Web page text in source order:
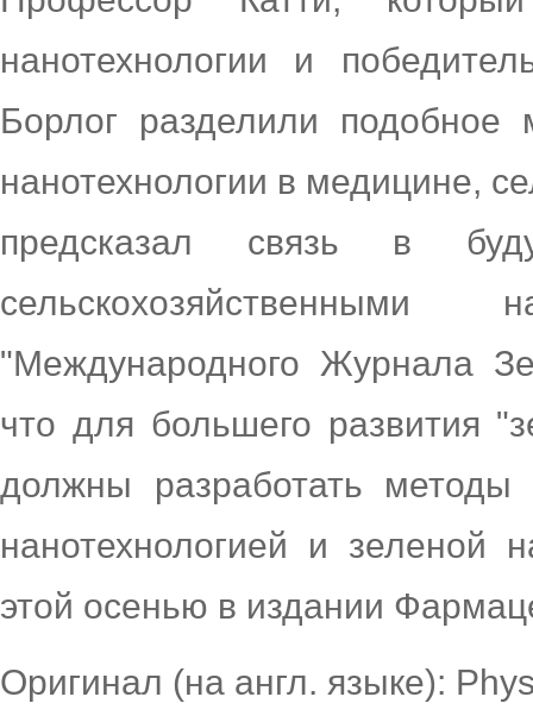
нанотехнологии и
Борлог разделили
нанотехнологии в медицине,
предсказал связь в
"Международного Журнала
что для большего развития
должны разработать
нанотехнологией и зеленой
этой осенью в издании
Оригинал (на англ. языке):